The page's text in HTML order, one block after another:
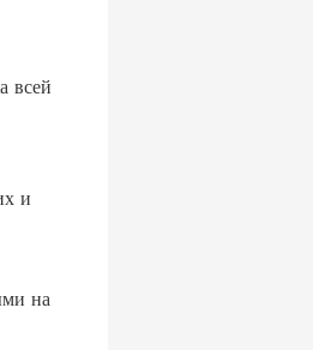
всей
и
на